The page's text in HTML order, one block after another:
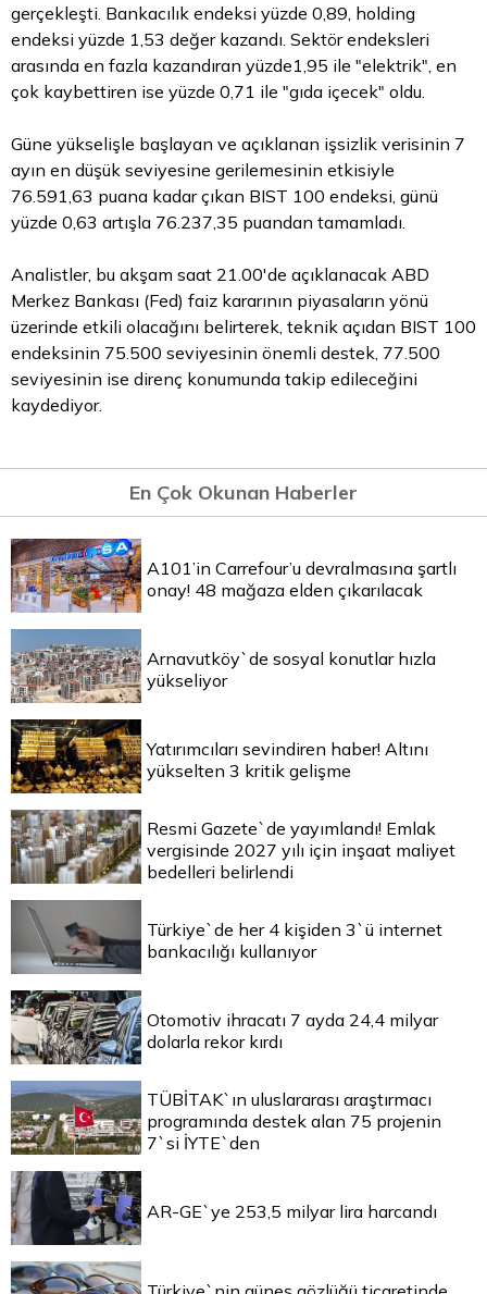
gerçekleşti. Bankacılık endeksi yüzde 0,89, holding
endeksi yüzde 1,53 değer kazandı. Sektör endeksleri
arasında en fazla kazandıran yüzde1,95 ile "elektrik", en
çok kaybettiren ise yüzde 0,71 ile "gıda içecek" oldu.
Güne yükselişle başlayan ve açıklanan işsizlik verisinin 7
ayın en düşük seviyesine gerilemesinin etkisiyle
76.591,63 puana kadar çıkan BIST 100 endeksi, günü
yüzde 0,63 artışla 76.237,35 puandan tamamladı.
Analistler, bu akşam saat 21.00'de açıklanacak ABD
Merkez Bankası (Fed) faiz kararının piyasaların yönü
üzerinde etkili olacağını belirterek, teknik açıdan BIST 100
endeksinin 75.500 seviyesinin önemli destek, 77.500
seviyesinin ise direnç konumunda takip edileceğini
kaydediyor.
En Çok Okunan Haberler
A101’in Carrefour’u devralmasına şartlı
onay! 48 mağaza elden çıkarılacak
Arnavutköy`de sosyal konutlar hızla
yükseliyor
Yatırımcıları sevindiren haber! Altını
yükselten 3 kritik gelişme
Resmi Gazete`de yayımlandı! Emlak
vergisinde 2027 yılı için inşaat maliyet
bedelleri belirlendi
Türkiye`de her 4 kişiden 3`ü internet
bankacılığı kullanıyor
Otomotiv ihracatı 7 ayda 24,4 milyar
dolarla rekor kırdı
TÜBİTAK`ın uluslararası araştırmacı
programında destek alan 75 projenin
7`si İYTE`den
AR-GE`ye 253,5 milyar lira harcandı